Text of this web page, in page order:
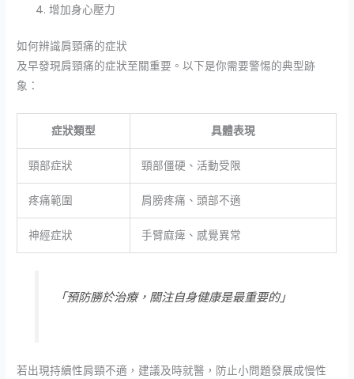
增加身心壓力
如何辨識肩頸痛的症狀
及早發現肩頸痛的症狀至關重要。以下是你需要警惕的典型跡
象：
症狀類型 具體表現
頸部症狀 頸部僵硬、活動受限
疼痛範圍 肩膀疼痛、頭部不適
神經症狀 手臂麻痺、感覺異常
「預防勝於治療，關注自身健康是最重要的」
若出現持續性肩頸不適，建議及時就醫，防止小問題發展成慢性